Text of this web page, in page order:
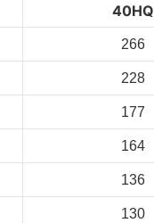
40HQ
266
228
177
164
136
130